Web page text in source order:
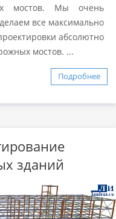
мостов. Мы очень
все максимально
абсолютно
мостов. ...
Подробнее
зданий